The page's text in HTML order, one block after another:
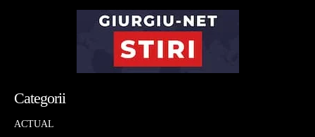
Categorii
ACTUAL